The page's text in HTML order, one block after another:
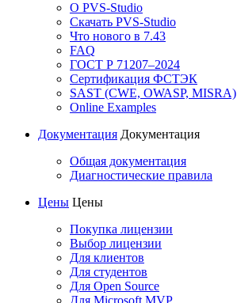
О PVS-Studio
Скачать PVS-Studio
Что нового в 7.43
FAQ
ГОСТ Р 71207–2024
Сертификация ФСТЭК
SAST (CWE, OWASP, MISRA)
Online Examples
Документация Документация
Общая документация
Диагностические правила
Цены Цены
Покупка лицензии
Выбор лицензии
Для клиентов
Для студентов
Для Open Source
Для Microsoft MVP